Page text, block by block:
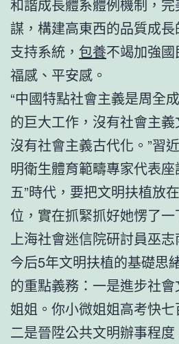
和諧成長體系體例機制，
謀，構建高東西的品質成
支持系統， 包養不竭加強
福感、平安感。
“中國特點社會主義是周
的巨大工作，沒有社會主
沒有社會主義古代化。”習
明衛生體育範疇專家代表
五”時代，要把文明扶植放
位，實在抓緊抓好她愣了一
上海社會迷信院研討員巫
今后5年文明扶植的基礎思
的重點義務：一是進步社
姐姐。你小微姐姐高考快七
二是晉陞公共文明辦事程